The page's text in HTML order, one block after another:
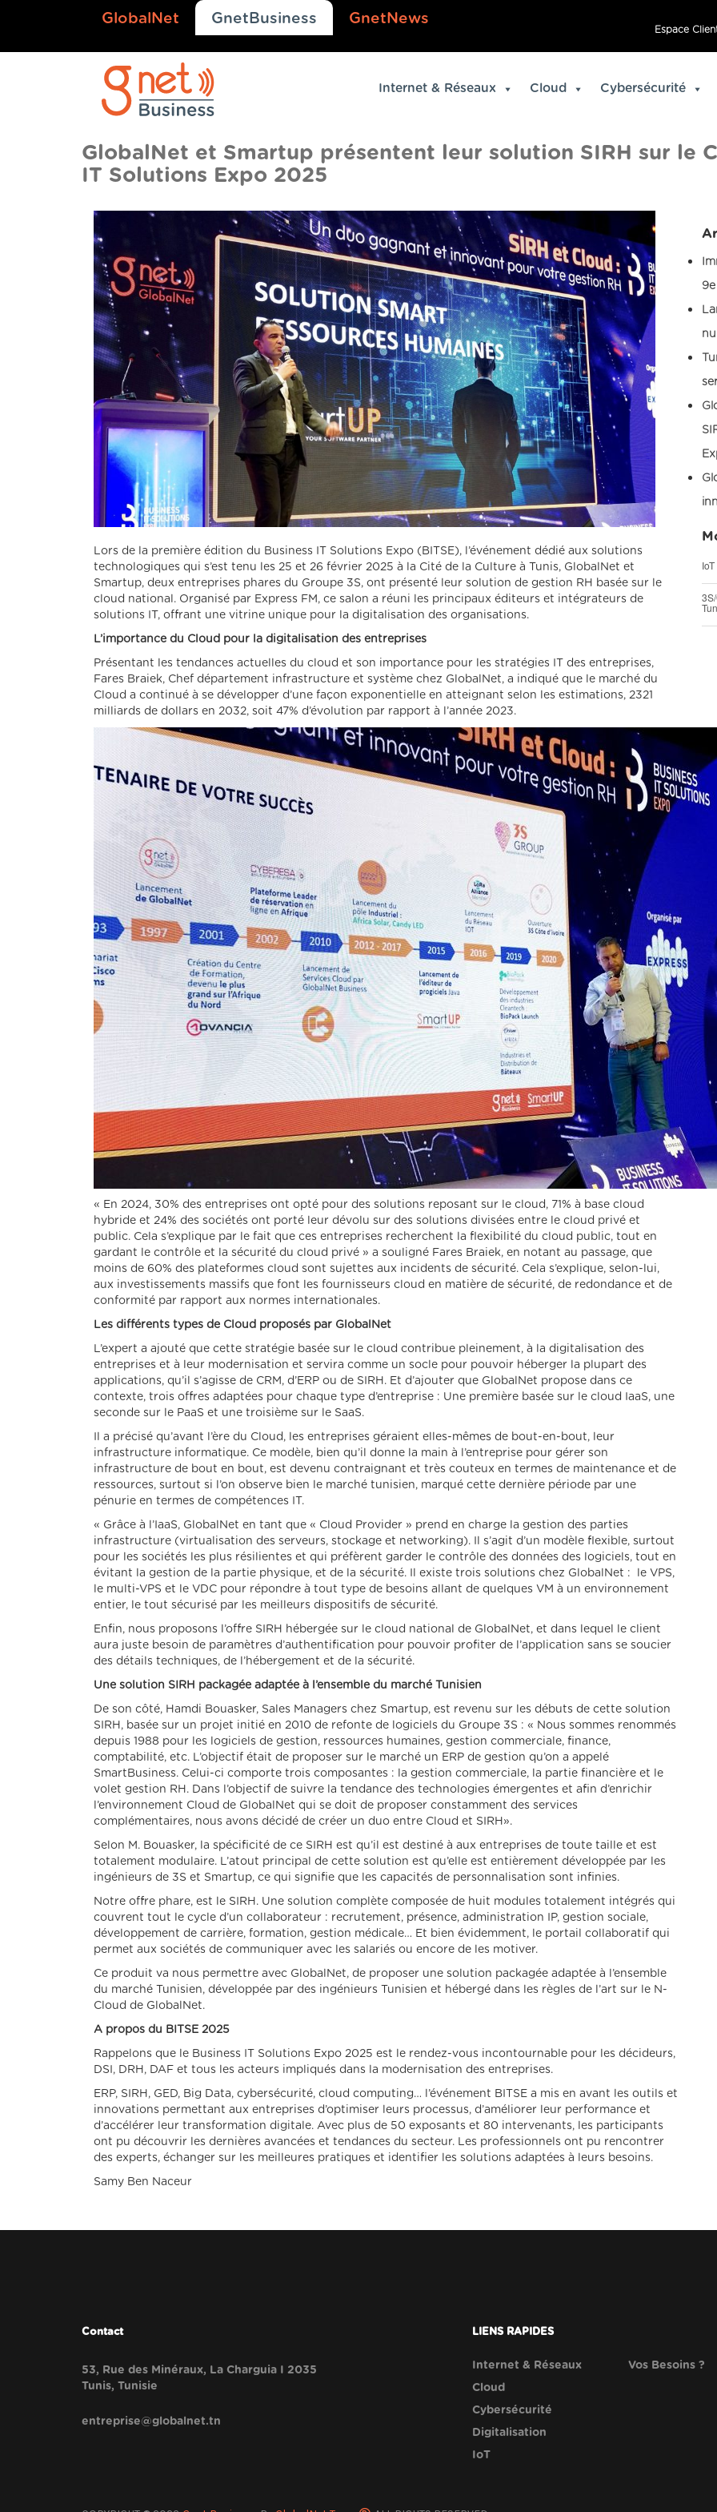
GlobalNet GnetBusiness GnetNews
Espace
Internet & Réseaux Cloud Cybersécurité
GlobalNet et Smartup présentent leur solution SIRH sur le
IT Solutions Expo 2025
Lors de la première édition du Business IT Solutions Expo (BITSE), l’événement dédié aux solutions
technologiques qui s’est tenu les 25 et 26 février 2025 à la Cité de la Culture à Tunis, GlobalNet et
Smartup, deux entreprises phares du Groupe 3S, ont présenté leur solution de gestion RH basée sur le
cloud national. Organisé par Express FM, ce salon a réuni les principaux éditeurs et intégrateurs de
solutions IT, offrant une vitrine unique pour la digitalisation des organisations.
L’importance du Cloud pour la digitalisation des entreprises
Présentant les tendances actuelles du cloud et son importance pour les stratégies IT des entreprises,
Fares Braiek, Chef département infrastructure et système chez GlobalNet, a indiqué que le marché du
Cloud a continué à se développer d’une façon exponentielle en atteignant selon les estimations, 2321
milliards de dollars en 2032, soit 47% d’évolution par rapport à l’année 2023.
« En 2024, 30% des entreprises ont opté pour des solutions reposant sur le cloud, 71% à base cloud
hybride et 24% des sociétés ont porté leur dévolu sur des solutions divisées entre le cloud privé et
public. Cela s’explique par le fait que ces entreprises recherchent la flexibilité du cloud public, tout en
gardant le contrôle et la sécurité du cloud privé » a souligné Fares Braiek, en notant au passage, que
moins de 60% des plateformes cloud sont sujettes aux incidents de sécurité. Cela s’explique, selon-lui,
aux investissements massifs que font les fournisseurs cloud en matière de sécurité, de redondance et de
conformité par rapport aux normes internationales.
Les différents types de Cloud proposés par GlobalNet
L’expert a ajouté que cette stratégie basée sur le cloud contribue pleinement, à la digitalisation des
entreprises et à leur modernisation et servira comme un socle pour pouvoir héberger la plupart des
applications, qu’il s’agisse de CRM, d’ERP ou de SIRH. Et d’ajouter que GlobalNet propose dans ce
contexte, trois offres adaptées pour chaque type d’entreprise : Une première basée sur le cloud IaaS, une
seconde sur le PaaS et une troisième sur le SaaS.
Il a précisé qu’avant l’ère du Cloud, les entreprises géraient elles-mêmes de bout-en-bout, leur
infrastructure informatique. Ce modèle, bien qu’il donne la main à l’entreprise pour gérer son
infrastructure de bout en bout, est devenu contraignant et très couteux en termes de maintenance et de
ressources, surtout si l’on observe bien le marché tunisien, marqué cette dernière période par une
pénurie en termes de compétences IT.
« Grâce à l’IaaS, GlobalNet en tant que « Cloud Provider » prend en charge la gestion des parties
infrastructure (virtualisation des serveurs, stockage et networking). Il s’agit d’un modèle flexible, surtout
pour les sociétés les plus résilientes et qui préfèrent garder le contrôle des données des logiciels, tout en
évitant la gestion de la partie physique, et de la sécurité. Il existe trois solutions chez GlobalNet : le VPS,
le multi-VPS et le VDC pour répondre à tout type de besoins allant de quelques VM à un environnement
entier, le tout sécurisé par les meilleurs dispositifs de sécurité.
Enfin, nous proposons l’offre SIRH hébergée sur le cloud national de GlobalNet, et dans lequel le client
aura juste besoin de paramètres d’authentification pour pouvoir profiter de l’application sans se soucier
des détails techniques, de l’hébergement et de la sécurité.
Une solution SIRH packagée adaptée à l’ensemble du marché Tunisien
De son côté, Hamdi Bouasker, Sales Managers chez Smartup, est revenu sur les débuts de cette solution
SIRH, basée sur un projet initié en 2010 de refonte de logiciels du Groupe 3S : « Nous sommes renommés
depuis 1988 pour les logiciels de gestion, ressources humaines, gestion commerciale, finance,
comptabilité, etc. L’objectif était de proposer sur le marché un ERP de gestion qu’on a appelé
SmartBusiness. Celui-ci comporte trois composantes : la gestion commerciale, la partie financière et le
volet gestion RH. Dans l’objectif de suivre la tendance des technologies émergentes et afin d’enrichir
l’environnement Cloud de GlobalNet qui se doit de proposer constamment des services
complémentaires, nous avons décidé de créer un duo entre Cloud et SIRH».
Selon M. Bouasker, la spécificité de ce SIRH est qu’il est destiné à aux entreprises de toute taille et est
totalement modulaire. L’atout principal de cette solution est qu’elle est entièrement développée par les
ingénieurs de 3S et Smartup, ce qui signifie que les capacités de personnalisation sont infinies.
Notre offre phare, est le SIRH. Une solution complète composée de huit modules totalement intégrés qui
couvrent tout le cycle d’un collaborateur : recrutement, présence, administration IP, gestion sociale,
développement de carrière, formation, gestion médicale… Et bien évidemment, le portail collaboratif qui
permet aux sociétés de communiquer avec les salariés ou encore de les motiver.
Ce produit va nous permettre avec GlobalNet, de proposer une solution packagée adaptée à l’ensemble
du marché Tunisien, développée par des ingénieurs Tunisien et hébergé dans les règles de l’art sur le N-
Cloud de GlobalNet.
A propos du BITSE 2025
Rappelons que le Business IT Solutions Expo 2025 est le rendez-vous incontournable pour les décideurs,
DSI, DRH, DAF et tous les acteurs impliqués dans la modernisation des entreprises.
ERP, SIRH, GED, Big Data, cybersécurité, cloud computing… l’événement BITSE a mis en avant les outils et
innovations permettant aux entreprises d’optimiser leurs processus, d’améliorer leur performance et
d’accélérer leur transformation digitale. Avec plus de 50 exposants et 80 intervenants, les participants
ont pu découvrir les dernières avancées et tendances du secteur. Les professionnels ont pu rencontrer
des experts, échanger sur les meilleures pratiques et identifier les solutions adaptées à leurs besoins.
Samy Ben Naceur
Contact
53, Rue des Minéraux, La Charguia I 2035
Tunis, Tunisie
entreprise@globalnet.tn
LIENS RAPIDES
Internet & Réseaux
Cloud
Cybersécurité
Digitalisation
IoT
Vos Besoins ?